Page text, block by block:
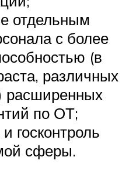
отдельным
с более
(в
различных
расширенных
по ОТ;
госконтроль
сферы.